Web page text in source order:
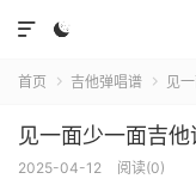


首页  吉他弹唱谱  见
见一面少一面吉
2025-04-12 阅读(0)